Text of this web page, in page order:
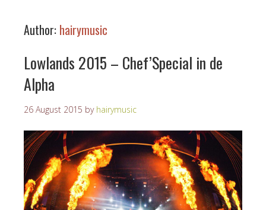
Author: hairymusic
Lowlands 2015 – Chef’Special in de
Alpha
26 August 2015 by hairymusic